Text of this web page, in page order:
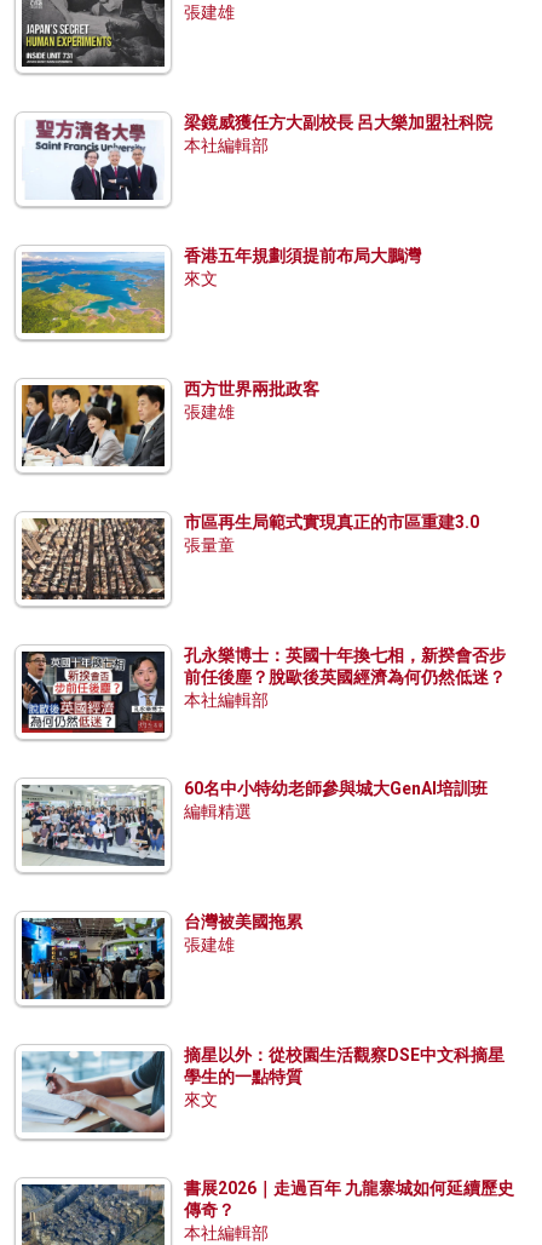
張建雄
梁鏡威獲任方大副校長 呂大樂加盟社科院
本社編輯部
香港五年規劃須提前布局大鵬灣
來文
西方世界兩批政客
張建雄
市區再生局範式實現真正的市區重建3.0
張量童
孔永樂博士：英國十年換七相，新揆會否步
前任後塵？脫歐後英國經濟為何仍然低迷？
本社編輯部
60名中小特幼老師參與城大GenAI培訓班
編輯精選
台灣被美國拖累
張建雄
摘星以外：從校園生活觀察DSE中文科摘星
學生的一點特質
來文
書展2026｜走過百年 九龍寨城如何延續歷史
傳奇？
本社編輯部